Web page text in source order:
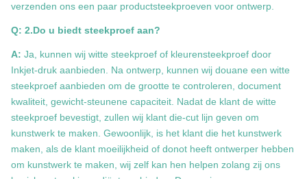
verzenden ons een paar productsteekproeven voor ontwerp.
Q: 2.Do u biedt steekproef aan?
A: Ja, kunnen wij witte steekproef of kleurensteekproef door
Inkjet-druk aanbieden. Na ontwerp, kunnen wij douane een witte
steekproef aanbieden om de grootte te controleren, document
kwaliteit, gewicht-steunene capaciteit. Nadat de klant de witte
steekproef bevestigt, zullen wij klant die-cut lijn geven om
kunstwerk te maken. Gewoonlijk, is het klant die het kunstwerk
maken, als de klant moeilijkheid of donot heeft ontwerper hebben
om kunstwerk te maken, wij zelf kan hen helpen zolang zij ons